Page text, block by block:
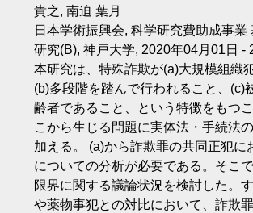
貴之, 南迫 葉月
日本学術振興会, 科学研究費助成事業
研究(B), 神戸大学, 2020年04月01日 -
本研究は、特殊詐欺が(a)大規模組織
(b)多段階を踏んで行われること、(c)
齢者であること、という特徴をもつ
こから生じる問題に実体法・手続法
加える。 (a)から詐欺罪の共同正犯に
についての分析が必要である。そこ
限界に関する議論状況を検討した。
や薬物事犯との対比において、詐欺